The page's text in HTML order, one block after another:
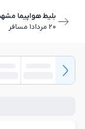
بلیط هواپیما
٢٠ مرداد
١ مسافر